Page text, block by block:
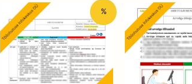
%
Algne
hind
oli:
49,00 €.
Praegune
hind
on:
29,40 €.
Algne
hind
oli:
49,00